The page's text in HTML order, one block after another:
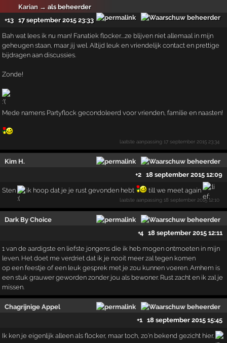
Karian→ als beheerder
+13
17 september 2015 23:33
Bah wat lees ik nu man! Fanatiek flocker....ze blijven niet allemaal in mijn
geheugen staan, maar jij wel. Altijd leuk en vriendelijk contact en prettige
bijdragen aan discussies.
Zonde!
Mede namens Partyflock gecondoleerd voor vrienden, familie en naasten!
laatste aanpassing17 september 2015 23:34
Kim H.
+2
18 september 2015 12:09
Sten ik hoop dat je je rust gevonden hebt till we meet again
laatste aanpassing18 september 2015 12:10
Dark By Choice
+4
18 september 2015 12:11
1 van de aardigste en liefste jongens die ik heb mogen ontmoeten in mijn
leven. Het doet me verdriet dat ik je nooit meer zal tegen komen
op een feestje of een leuk gesprek met je zou kunnen voeren. Arnhem is
een stuk grauwer geworden zonder jou als bewoner. Rust zacht en ik zal je
missen.
Chagrijnige Appel
+1
18 september 2015 15:45
Ik ken je eigenlijk alleen als flocker, maar toch, zo'n bekend gezicht hier.